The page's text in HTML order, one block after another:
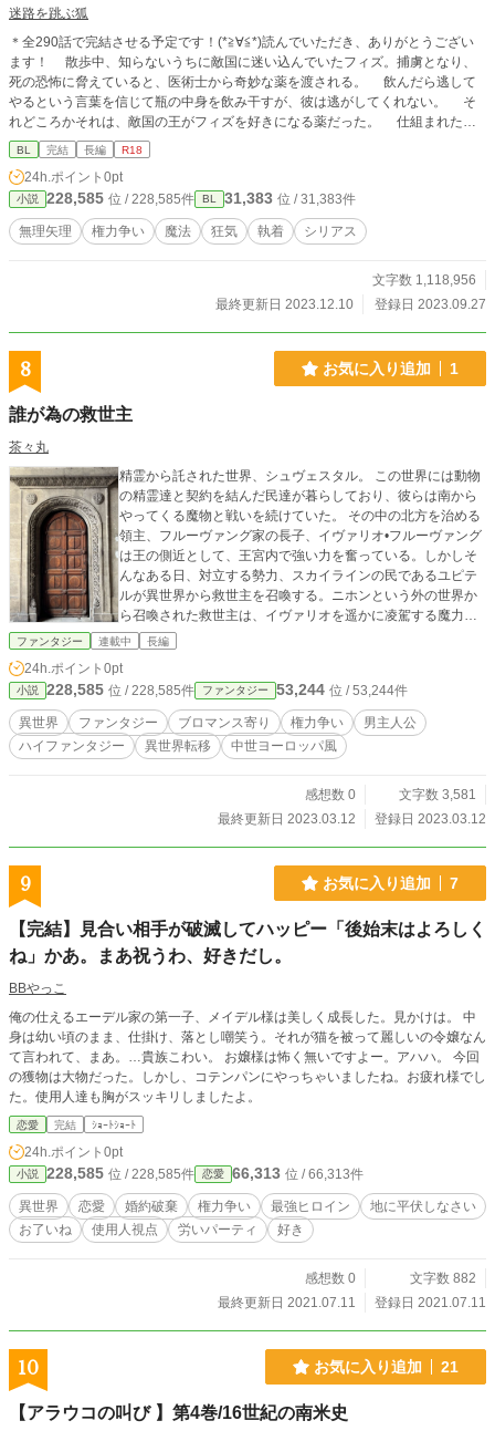
迷路を跳ぶ狐
＊全290話で完結させる予定です！(*≧∀≦*)読んでいただき、ありがとうござい
ます！ 散歩中、知らないうちに敵国に迷い込んでいたフィズ。捕虜となり、
死の恐怖に脅えていると、医術士から奇妙な薬を渡される。 飲んだら逃して
やるという言葉を信じて瓶の中身を飲み干すが、彼は逃がしてくれない。 そ
れどころかそれは、敵国の王がフィズを好きになる薬だった。 仕組まれた執
拗な愛情に戸惑うフィズだったが、いつしかひたむきに自分を愛してくれる王に
惹かれていく。 しかし、普段わがままで横暴な王の振る舞いに嫌気が差して
いた城内には不満が溢れんばかりに溜まっていた。そんな時、城には、遂にある
異変が起こる…… 愛された側室と嫌われた王の、全てを失ってから始める冒
険譚。 ＊残酷な描写があります。過度にならないように注意してますが苦手な
方はご注意くださいm(_ _)m ＊ムーンライトノベルズに「コーリゼブル・キリゼ
BL 完結 長編 R18
24h.ポイント 0pt
小説 228,585 位 / 228,585件 BL 31,383 位 / 31,383件
無理矢理 権力争い 魔法 狂気 執着 シリアス
文字数 1,118,956
最終更新日 2023.12.10
登録日 2023.09.27
8 お気に入り追加 1
誰が為の救世主
茶々丸
精霊から託された世界、シュヴェスタル。 この世界には動物
の精霊達と契約を結んだ民達が暮らしており、彼らは南から
やってくる魔物と戦いを続けていた。 その中の北方を治める
領主、フルーヴァング家の長子、イヴァリオ•フルーヴァング
は王の側近として、王宮内で強い力を奮っている。しかしそ
んなある日、対立する勢力、スカイラインの民であるユピテ
ルが異世界から救世主を召喚する。ニホンという外の世界か
ら召喚された救世主は、イヴァリオを遥かに凌駕する魔力を
持ち、そのせいでイヴァリオの王宮内での立場が不安定なも
いイヴァリオは異世界からやってきた救世主を追放しようと
するが、彼は救世主とも言い難いほどにとんでもなく性格が
悪い、まるでヴィラン（悪役）のような男だった。
ファンタジー 連載中 長編
24h.ポイント 0pt
小説 228,585 位 / 228,585件 ファンタジー 53,244 位 / 53,244件
異世界 ファンタジー ブロマンス寄り 権力争い
男主人公
ハイファンタジー
異世界転移 中世ヨーロッパ風
感想数 0
文字数 3,581
最終更新日 2023.03.12
登録日 2023.03.12
9 お気に入り追加 7
【完結】見合い相手が破滅してハッピー「後始末はよろしく
ね」かあ。まあ祝うわ、好きだし。
BBやっこ
俺の仕えるエーデル家の第一子、メイデル様は美しく成長した。見かけは。 中
身は幼い頃のまま、仕掛け、落とし嘲笑う。それが猫を被って麗しいの令嬢なん
て言われて、まあ。…貴族こわい。 お嬢様は怖く無いですよー。アハハ。 今回
の獲物は大物だった。しかし、コテンパンにやっちゃいましたね。お疲れ様でし
た。使用人達も胸がスッキリしましたよ。
恋愛 完結 ｼｮｰﾄｼｮｰﾄ
24h.ポイント 0pt
小説 228,585 位 / 228,585件 恋愛 66,313 位 / 66,313件
異世界 恋愛 婚約破棄 権力争い 最強ヒロイン
地に平伏しなさい
お了いね
使用人視点 労いパーティ 好き
感想数 0
文字数 882
最終更新日 2021.07.11
登録日 2021.07.11
10 お気に入り追加 21
【アラウコの叫び 】第4巻/16世紀の南米史